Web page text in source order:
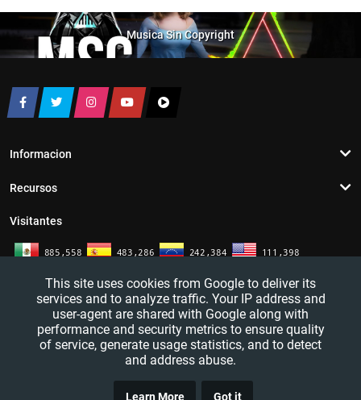
Musica Sin Copyright
Informacion
Recursos
Visitantes
This site uses cookies from Google to deliver its
services and to analyze traffic. Your IP address and
user-agent are shared with Google along with
performance and security metrics to ensure quality
of service, generate usage statistics, and to detect
and address abuse.